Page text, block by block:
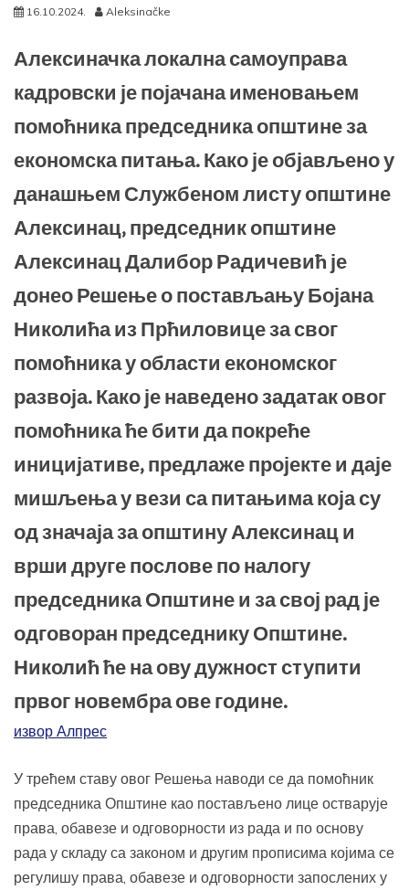
16.10.2024. Aleksinačke
Алексиначка локална самоуправа
кадровски је појачана именовањем
помоћника председника општине за
економска питања. Како је објављено у
данашњем Службеном листу општине
Алексинац, председник општине
Алексинац Далибор Радичевић је
донео Решење о постављању Бојана
Николића из Прћиловице за свог
помоћника у области економског
развоја. Како је наведено задатак овог
помоћника ће бити да покреће
иницијативе, предлаже пројекте и даје
мишљења у вези са питањима која су
од значаја за општину Алексинац и
врши друге послове по налогу
председника Општине и за свој рад је
одговоран председнику Општине.
Николић ће на ову дужност ступити
првог новембра ове године.
извор Алпрес
У трећем ставу овог Решења наводи се да помоћник
председника Општине као постављено лице остварује
права, обавезе и одговорности из рада и по основу
рада у складу са законом и другим прописима којима се
регулишу права, обавезе и одговорности запослених у